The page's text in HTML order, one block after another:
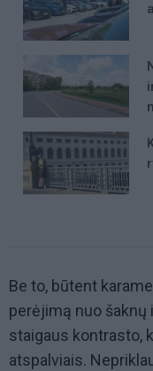
Be to, būtent
perėjimą nuo šaknų
staigaus kontrasto,
atspalviais.